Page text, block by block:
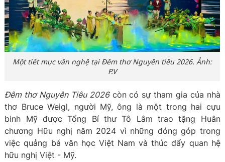
Một tiết mục văn nghệ tại Đêm thơ Nguyên tiêu 2026. Ảnh:
P.V
Đêm thơ Nguyên Tiêu 2026còn có sự tham gia của nhà
thơ Bruce Weigl, người Mỹ, ông là một trong hai cựu
binh Mỹ được Tổng Bí thư Tô Lâm trao tặng Huân
chương Hữu nghị năm 2024 vì những đóng góp trong
việc quảng bá văn học Việt Nam và thúc đẩy quan hệ
hữu nghị Việt - Mỹ.